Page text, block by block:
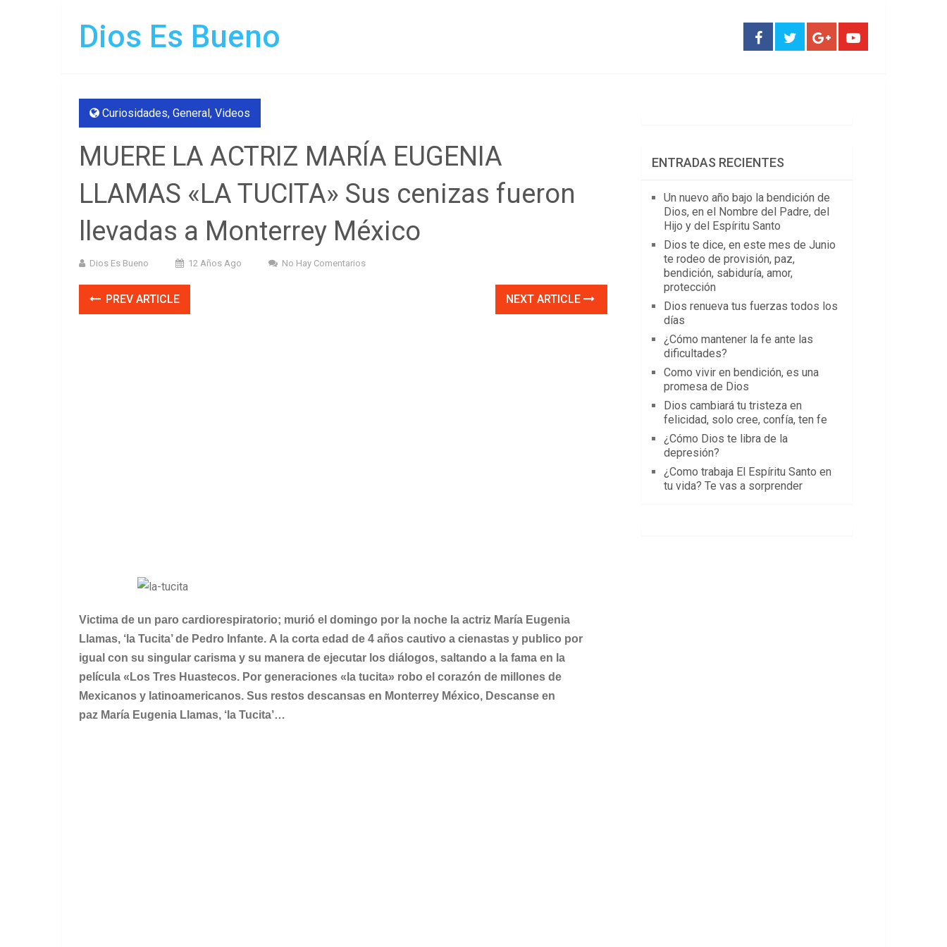
Dios Es Bueno
Curiosidades, General, Videos
MUERE LA ACTRIZ MARÍA EUGENIA
LLAMAS «LA TUCITA» Sus cenizas fueron
llevadas a Monterrey México
Dios Es Bueno 12 Años Ago No Hay Comentarios
PREV ARTICLE NEXT ARTICLE
Victima de un paro cardiorespiratorio; murió el domingo por la noche la actriz María Eugenia
Llamas, ‘la Tucita’ de Pedro Infante. A la corta edad de 4 años cautivo a cienastas y publico por
igual con su singular carisma y su manera de ejecutar los diálogos, saltando a la fama en la
película «Los Tres Huastecos. Por generaciones «la tucita» robo el corazón de millones de
Mexicanos y latinoamericanos. Sus restos descansas en Monterrey México, Descanse en
paz María Eugenia Llamas, ‘la Tucita’…
ENTRADAS RECIENTES
Un nuevo año bajo la bendición de
Dios, en el Nombre del Padre, del
Hijo y del Espíritu Santo
Dios te dice, en este mes de Junio
te rodeo de provisión, paz,
bendición, sabiduría, amor,
protección
Dios renueva tus fuerzas todos los
días
¿Cómo mantener la fe ante las
dificultades?
Como vivir en bendición, es una
promesa de Dios
Dios cambiará tu tristeza en
felicidad, solo cree, confía, ten fe
¿Cómo Dios te libra de la
depresión?
¿Como trabaja El Espíritu Santo en
tu vida? Te vas a sorprender